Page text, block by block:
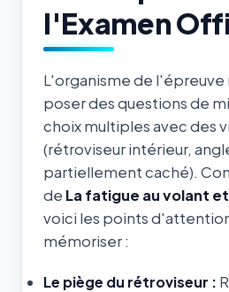
l'Examen
L'organisme de l'épreuve
poser des questions de
choix multiples avec des
(rétroviseur intérieur,
partiellement caché).
de La fatigue au volant
voici les points
mémoriser :
Le piège du rétroviseur :